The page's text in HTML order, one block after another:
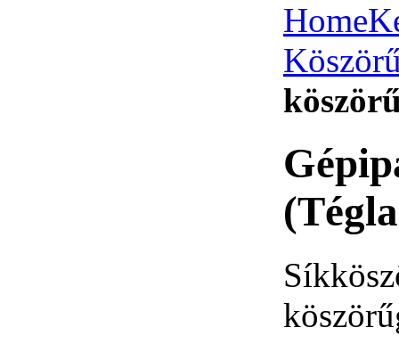
Home